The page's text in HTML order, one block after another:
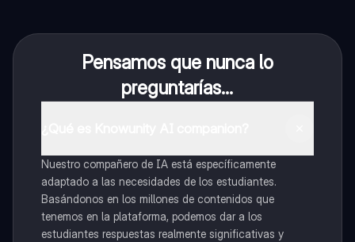
Pensamos que nunca lo
preguntarías...
Nuestro compañero de IA está específicamente
adaptado a las necesidades de los estudiantes.
Basándonos en los millones de contenidos que
tenemos en la plataforma, podemos dar a los
estudiantes respuestas realmente significativas y